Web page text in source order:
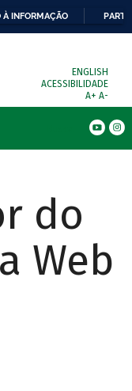
À INFORMAÇÃO
ENGLISH
ACESSIBILIDADE
A+ A-
do
Web